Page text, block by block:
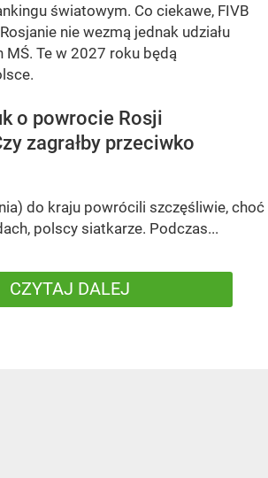
światowym. Co ciekawe, FIVB
nie wezmą jednak udziału
MŚ. Te w 2027 roku będą
o powrocie Rosji
zagrałby przeciwko
do kraju powrócili szczęśliwie, choć
polscy siatkarze. Podczas...
CZYTAJ DALEJ